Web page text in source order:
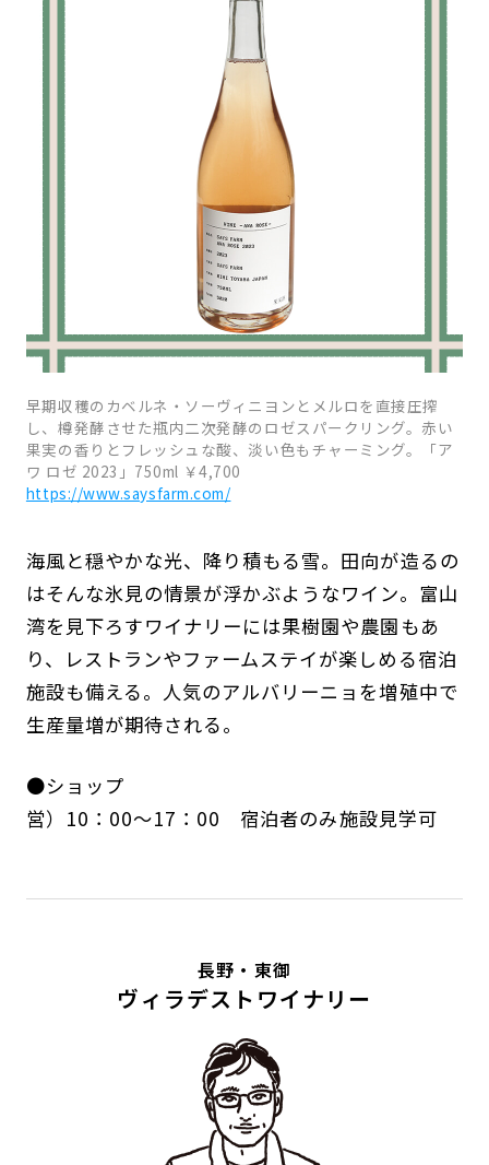
早期収穫のカベルネ・ソーヴィニヨンとメルロを直接圧搾
し、樽発酵させた瓶内二次発酵のロゼスパークリング。赤い
果実の香りとフレッシュな酸、淡い色もチャーミング。「ア
ワ ロゼ 2023」750ml ￥4,700
https://www.saysfarm.com/
海風と穏やかな光、降り積もる雪。田向が造るの
はそんな氷見の情景が浮かぶようなワイン。富山
湾を見下ろすワイナリーには果樹園や農園もあ
り、レストランやファームステイが楽しめる宿泊
施設も備える。人気のアルバリーニョを増殖中で
生産量増が期待される。
●ショップ
営）10：00～17：00 宿泊者のみ施設見学可
長野・東御
ヴィラデストワイナリー